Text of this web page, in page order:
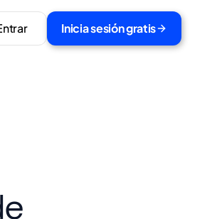
Inicia sesión gratis